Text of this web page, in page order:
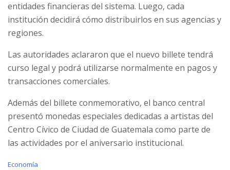
entidades financieras del sistema. Luego, cada
institución decidirá cómo distribuirlos en sus agencias y
regiones.
Las autoridades aclararon que el nuevo billete tendrá
curso legal y podrá utilizarse normalmente en pagos y
transacciones comerciales.
Además del billete conmemorativo, el banco central
presentó monedas especiales dedicadas a artistas del
Centro Cívico de Ciudad de Guatemala como parte de
las actividades por el aniversario institucional.
C
Economía